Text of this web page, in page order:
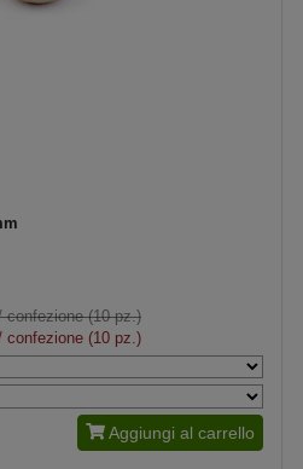
(10 pz.)
(10 pz.)
Aggiungi al carrello